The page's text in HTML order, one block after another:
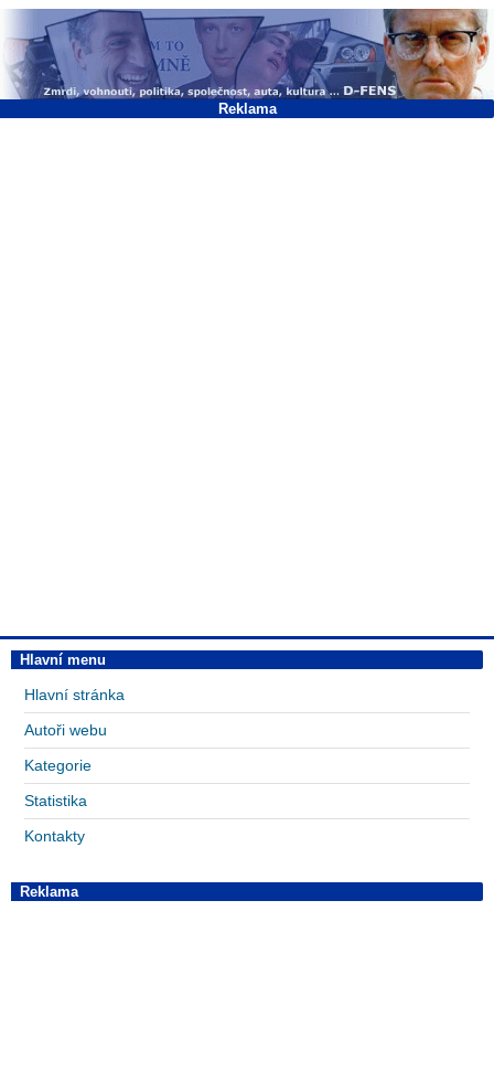
Reklama
Hlavní menu
Hlavní stránka
Autoři webu
Kategorie
Statistika
Kontakty
Reklama